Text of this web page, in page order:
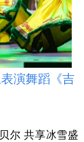
数字经济
溯源中国
会展
演舞蹈《吉
尔 共享冰雪盛